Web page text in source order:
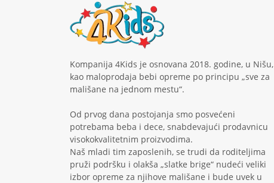
Kompanija 4Kids je osnovana 2018. godine, u Nišu,
kao maloprodaja bebi opreme po principu „sve za
mališane na jednom mestu“.
Od prvog dana postojanja smo posvećeni
potrebama beba i dece, snabdevajući prodavnicu
visokokvalitetnim proizvodima.
Naš mladi tim zaposlenih, se trudi da roditeljima
pruži podršku i olakša „slatke brige“ nudeći veliki
izbor opreme za njihove mališane i bude uvek u